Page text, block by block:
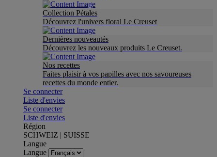
Collection Pétales
Découvrez l'univers floral Le Creuset
Dernières nouveautés
Découvrez les nouveaux produits Le Creuset.
Nos recettes
Faites plaisir à vos papilles avec nos savoureuses
recettes du monde entier.
Se connecter
Liste d'envies
Se connecter
Liste d'envies
Région
SCHWEIZ | SUISSE
Langue
Langue